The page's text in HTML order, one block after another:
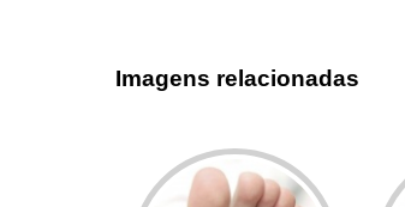
Imagens relacionadas